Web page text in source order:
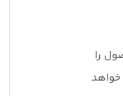
را
خواهد